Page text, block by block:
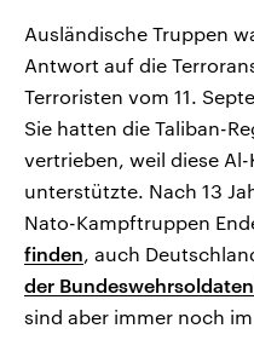
Ausländische Truppen
Antwort auf die
Terroristen vom 11.
Sie hatten die Taliban-
vertrieben, weil diese Al-
unterstützte. Nach 13
Nato-Kampftruppen
finden, auch
der Bundeswehrsoldaten
sind aber immer noch